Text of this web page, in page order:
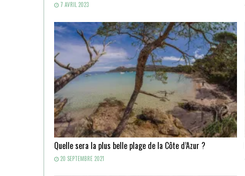
7 AVRIL 2023
Quelle sera la plus belle plage de la Côte d’Azur ?
20 SEPTEMBRE 2021